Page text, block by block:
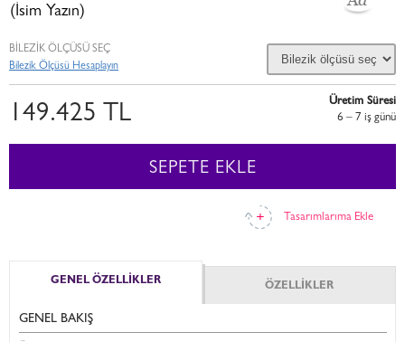
(İsim Yazın)
Tasarımlarıma Ekle
BİLEZİK ÖLÇÜSÜ SEÇ
Bilezik Ölçüsü Hesaplayın
149.425 TL
Üretim Süresi
6 – 7 i̇ş günü
SEPETE EKLE
GENEL ÖZELLİKLER ÖZELLİKLER
GENEL BAKIŞ